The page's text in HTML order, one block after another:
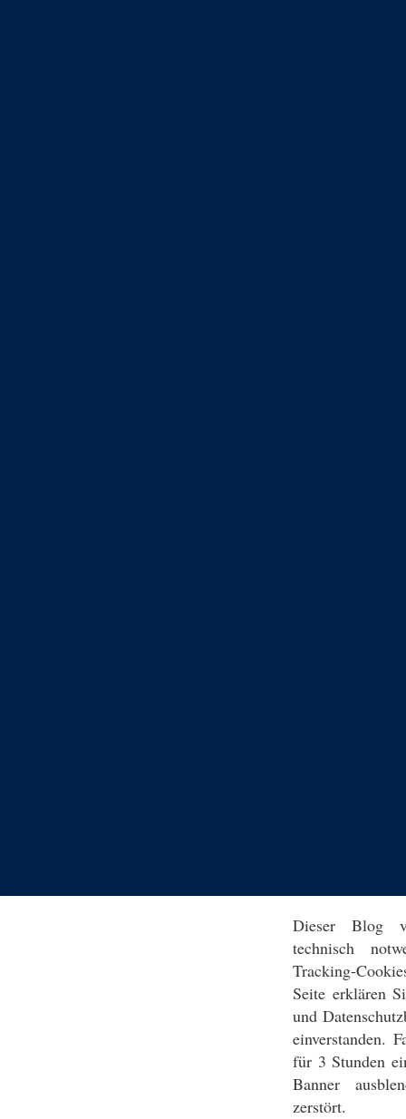
Dieser Blog
technisch
Tracking-
Seite erklären
und
einverstanden.
für 3 Stunden
Banner
zerstört.